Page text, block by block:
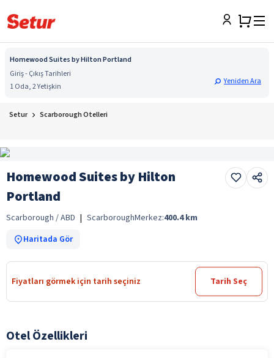
Homewood Suites by Hilton Portland
Giriş - Çıkış Tarihleri
1 Oda, 2 Yetişkin
Yeniden Ara
Setur Scarborough Otelleri
Homewood Suites by Hilton
Portland
Scarborough / ABD | ScarboroughMerkez:400.4 km
Haritada Gör
Fiyatları görmek için tarih seçiniz Tarih Seç
Otel Özellikleri